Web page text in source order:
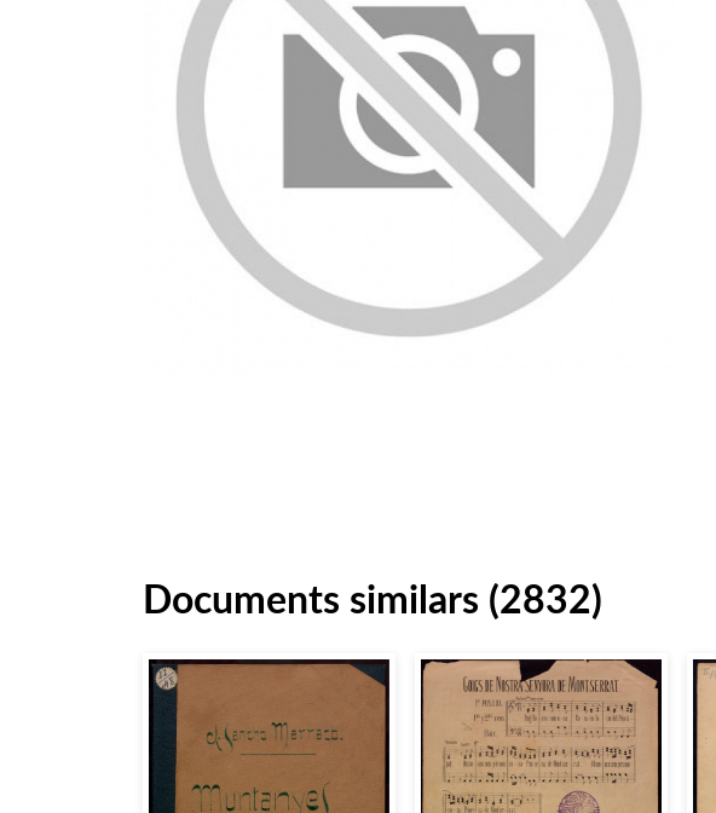
Documents similars (2832)